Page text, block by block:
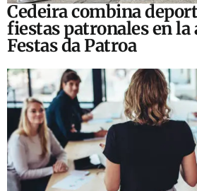
Cedeira combina
fiestas patronales en la
Festas da Patroa